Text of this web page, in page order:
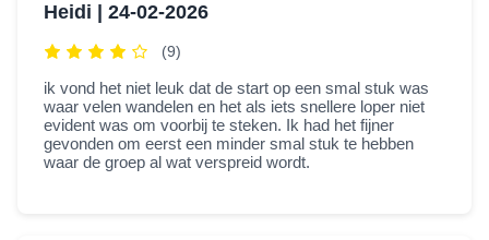
Heidi | 24-02-2026
(9)
ik vond het niet leuk dat de start op een smal stuk was
waar velen wandelen en het als iets snellere loper niet
evident was om voorbij te steken. Ik had het fijner
gevonden om eerst een minder smal stuk te hebben
waar de groep al wat verspreid wordt.